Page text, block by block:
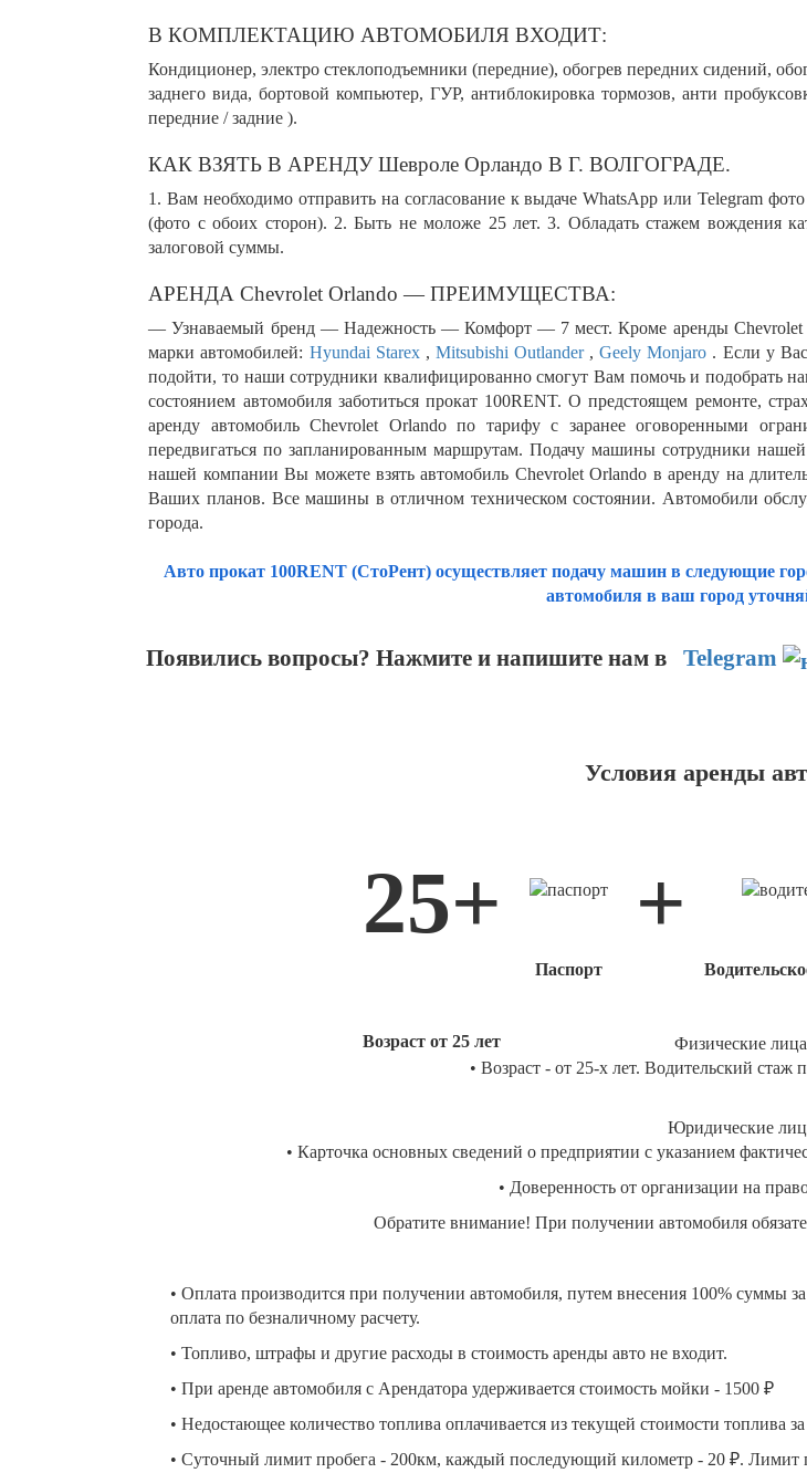
В КОМПЛЕКТАЦИЮ АВТОМОБИЛЯ ВХОДИТ:
Кондиционер, электро стеклоподъемники (передние), обогрев передних сидений,
заднего вида, бортовой компьютер, ГУР, антиблокировка тормозов, анти
передние / задние ).
КАК ВЗЯТЬ В АРЕНДУ Шевроле Орландо В Г. ВОЛГОГРАДЕ.
1. Вам необходимо отправить на согласование к выдаче WhatsApp или Telegram
(фото с обоих сторон). 2. Быть не моложе 25 лет. 3. Обладать стажем вождения
залоговой суммы.
АРЕНДА Chevrolet Orlando — ПРЕИМУЩЕСТВА:
— Узнаваемый бренд — Надежность — Комфорт — 7 мест. Кроме аренды Chevrolet
марки автомобилей: Hyundai Starex, Mitsubishi Outlander,Geely Monjaro . Если у
подойти, то наши сотрудники квалифицированно смогут Вам помочь и подобрать
состоянием автомобиля заботиться прокат 100RENT. О предстоящем ремонте,
аренду автомобиль Chevrolet Orlando по тарифу с заранее оговоренными
передвигаться по запланированным маршрутам. Подачу машины сотрудники
нашей компании Вы можете взять автомобиль Chevrolet Orlando в аренду на
Ваших планов. Все машины в отличном техническом состоянии. Автомобили
города.
Авто прокат 100RENT (СтоРент) осуществляет подачу машин в следующие
автомобиля в ваш город
Появились вопросы? Нажмите и напишите нам в Telegram
Условия аренды
25+
Возраст от 25 лет
Паспорт
+
Физические
• Возраст - от 25-х лет. Водительский стаж
Юридические
• Карточка основных сведений о предприятии с указанием
• Доверенность от организации на
Обратите внимание! При получении автомобиля
• Оплата производится при получении автомобиля, путем внесения 100% суммы
оплата по безналичному расчету.
• Топливо, штрафы и другие расходы в стоимость аренды авто не входит.
• При аренде автомобиля с Арендатора удерживается стоимость мойки - 1500 ₽
• Недостающее количество топлива оплачивается из текущей стоимости топлива
• Суточный лимит пробега - 200км, каждый последующий километр - 20 ₽. Лимит